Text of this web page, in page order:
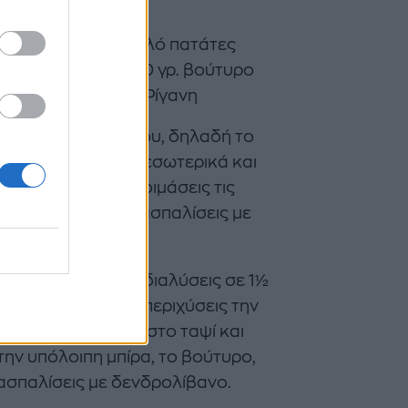
Ζωμό Κότας
• 1 κιλό πατάτες
μπίρα• 100 γρ. βούτυρο
Αλάτι• Πιπέρι• Ρίγανη
του πιάτου, δηλαδή το
και
Έπειτα, θα ετοιμάσεις τις
και θα τις πασπαλίσεις με
, τον οποίο θα διαλύσεις σε 1½
200°C. Μετά θα περιχύσεις την
κοτόπουλο μέσα στο ταψί και
υπόλοιπη μπίρα, το βούτυρο,
με δενδρολίβανο.